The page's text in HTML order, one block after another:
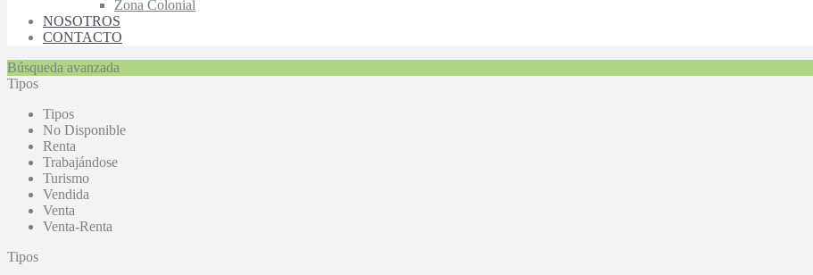
Zona Colonial
NOSOTROS
CONTACTO
Búsqueda avanzada
Tipos
Tipos
No Disponible
Renta
Trabajándose
Turismo
Vendida
Venta
Venta-Renta
Tipos